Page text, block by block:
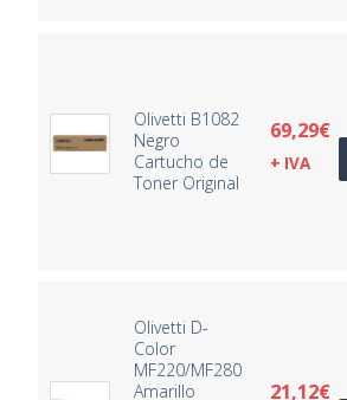
Olivetti B1082
Negro
Cartucho de
Toner Original
69,29€
+ IVA
Olivetti D-
Color
MF220/MF280
Amarillo
21,12€